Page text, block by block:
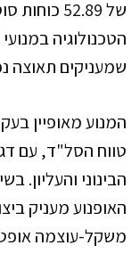
של 52.89
שמעניקים תאוצה
המנוע מאופיין
טווח הסל"ד, עם
האופנוע מעניק
משקל-עוצמה